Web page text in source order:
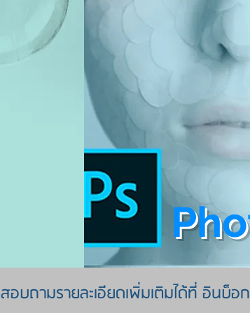
สอบถามรายละเอียดเพิ่มเติมได้ที่ อินบ็